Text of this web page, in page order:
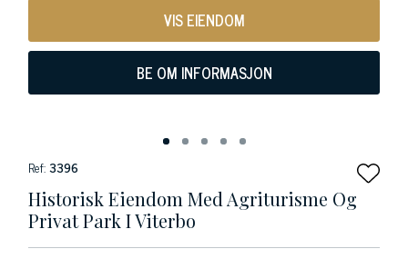
VIS EIENDOM
BE OM INFORMASJON
Ref:3396
Historisk Eiendom Med Agriturisme Og
Privat Park I Viterbo